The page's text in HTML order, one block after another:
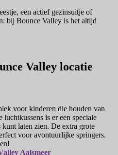
een actief gezinsuitje of
bij Bounce Valley is het altijd
Valley locatie
voor kinderen die houden van
is er een speciale
laten zien. De extra grote
voor avontuurlijke springers.
Aalsmeer